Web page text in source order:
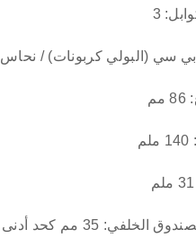
3
بي سي (البولي كربونات) / نحاس
الخلفي: 35 مم كحد أدنى